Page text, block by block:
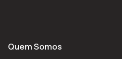
Quem Somos